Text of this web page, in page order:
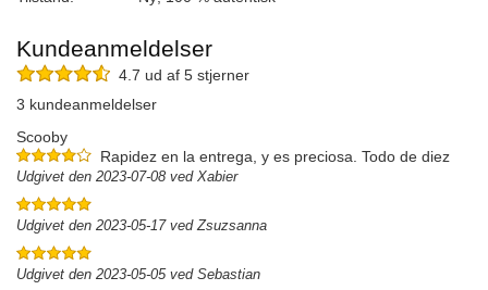
Kundeanmeldelser
4.7 ud af 5 stjerner
3 kundeanmeldelser
Scooby
Rapidez en la entrega, y es preciosa. Todo de diez
Udgivet den 2023-07-08 ved Xabier
Udgivet den 2023-05-17 ved Zsuzsanna
Udgivet den 2023-05-05 ved Sebastian